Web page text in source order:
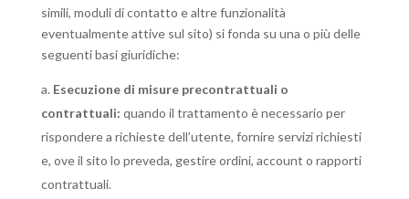
simili, moduli di contatto e altre funzionalità
eventualmente attive sul sito) si fonda su una o più delle
seguenti basi giuridiche:
Esecuzione di misure precontrattuali o
contrattuali: quando il trattamento è necessario per
rispondere a richieste dell’utente, fornire servizi richiesti
e, ove il sito lo preveda, gestire ordini, account o rapporti
contrattuali.